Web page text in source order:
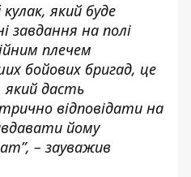
який буде
завдання на полі
плечем
бойових бригад, це
дасть
відповідати на
йому
– зауважив